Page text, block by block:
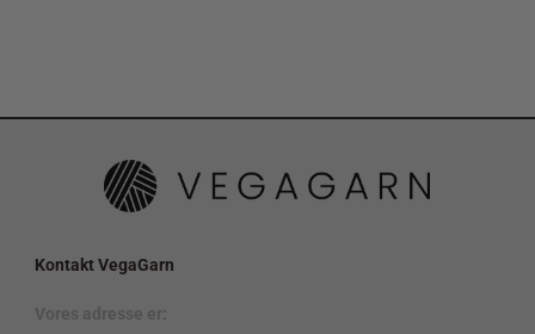
Kontakt VegaGarn
Vores adresse er: